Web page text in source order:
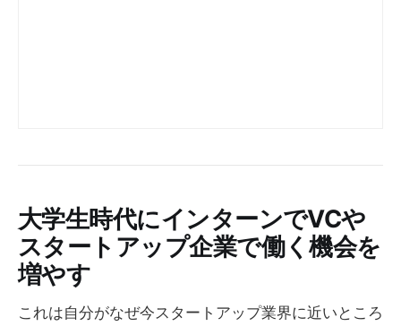
大学生時代にインターンでVCや
スタートアップ企業で働く機会を
増やす
これは自分がなぜ今スタートアップ業界に近いところ